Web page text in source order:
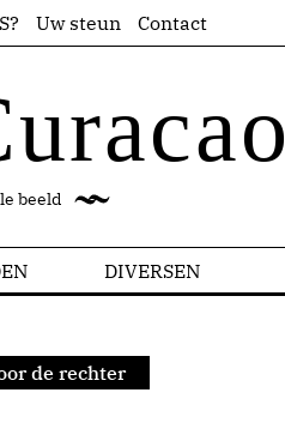
Uw steun Contact
beeld
DIVERSEN
de rechter